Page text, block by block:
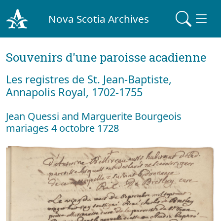
Nova Scotia Archives
Souvenirs d'une paroisse acadienne
Les registres de St. Jean-Baptiste,
Annapolis Royal, 1702-1755
Jean Quessi and Marguerite Bourgeois
mariages 4 octobre 1728